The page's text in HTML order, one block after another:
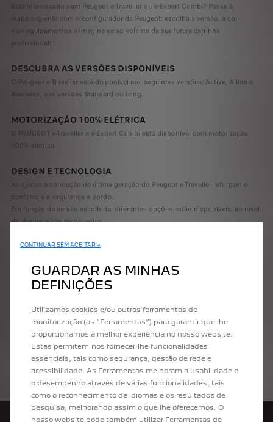
Está interessado num Peugeot e-Traveller ou e-Expert Combi? Passe à
etapa seguinte com o configurador da Peugeot: escolha a versão, a cor
e os equipamentos e imagine-se ao volante da sua futura carrinha
profissional!
DESCUBRA AS VERSÕES DISPONÍVEIS
O Peugeot e-Traveller está disponível nas seguintes versões: Active, Allure e
Business, nas versões Standard ou Long.
MOTORIZAÇÃO 100% ELÉTRICA
O PEUGEOT e-Traveller e e-Expert Combi está disponível com motorização
100% elétrica.
DESIGN E TECNOLOGIA
As ajudas à condução de última geração do Peugeot e-Traveller reforçam o
conforto e a segurança a bordo.
Em função da versão escolhida, diferentes opções estão disponíveis, ao nível
do design e das tecnologias.
de LED, assim como as características do painel de bordo.
tecnologias de série estarão incluídas.
AS DIMENSÕES DO PEUGEOT E-TRAVELLER
Este combispace mede 2.204 mm de largura e 4.956 mm de comprimento,
para uma altura de 1.890 mm. A capacidade da bagageira é de 603 litros.
Estas dimensões são comuns a todas as versões.O Peugeot e-Traveller está
disponível em 5, 7 ou 8 lugares. O espaço traseiro é assim completamente
configurável graças aos bancos modulares.
Tem a possibilidade de descobrir os equipamentos incluídos de base para
cada versão utilizando o botão de "comparador."
CONTINUAR SEM ACEITAR →
GUARDAR AS MINHAS
DEFINIÇÕES
Utilizamos cookies e/ou outras ferramentas de
monitorização (as “Ferramentas”) para garantir que lhe
proporcionamos a melhor experiência no nosso website.
Estas permitem-nos fornecer-lhe funcionalidades
essenciais, tais como segurança, gestão de rede e
acessibilidade. As Ferramentas melhoram a usabilidade e
o desempenho através de várias funcionalidades, tais
como o reconhecimento de idiomas e os resultados de
pesquisa, melhorando assim o que lhe oferecemos. O
nosso website pode também utilizar Ferramentas de